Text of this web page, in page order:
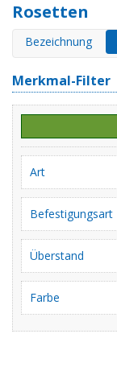
Rosetten
Bezeichnung
Merkmal-Filter
Art
Befestigungsart
Überstand
Farbe